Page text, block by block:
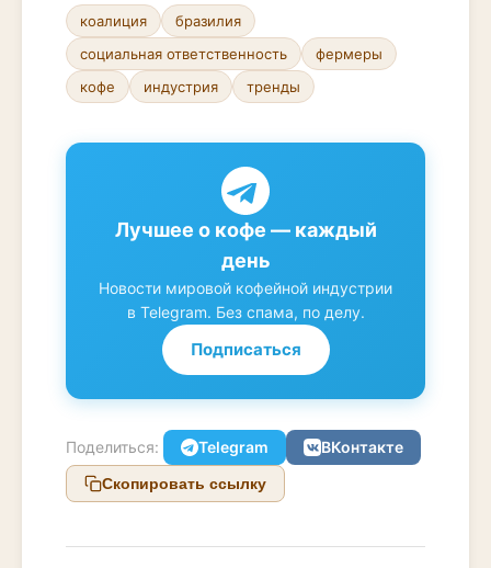
коалиция
бразилия
социальная ответственность
фермеры
кофе
индустрия тренды
Лучшее о кофе — каждый
день
Новости мировой кофейной индустрии
в Telegram. Без спама, по делу.
Подписаться
Поделиться: Telegram ВКонтакте
Скопировать ссылку